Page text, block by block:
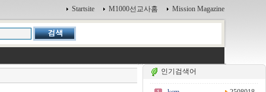
Startsite M1000선교사홈 Mission Magazine
인기검색어